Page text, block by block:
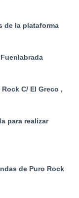
de la plataforma
C/ El Greco ,
para realizar
de Puro Rock